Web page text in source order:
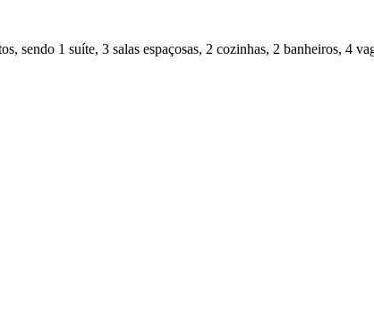
sendo 1 suíte, 3 salas espaçosas, 2 cozinhas, 2 banheiros, 4